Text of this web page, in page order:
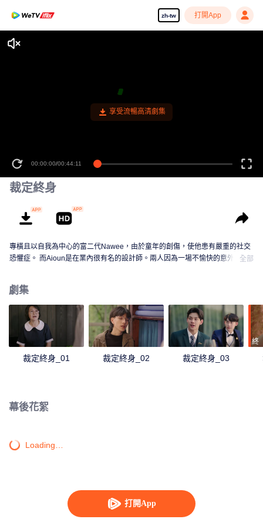
zh-tw 打開App
打開App
享受流暢高清劇集
00:00:00/00:44:11
裁定終身
專橫且以自我為中心的富二代Nawee，由於童年的創傷，使他患有嚴重的社交
恐懼症。 而Aioun是在業內很有名的設計師。兩人因為一場不愉快的意外相全部
劇集
裁定終身_01 裁定終身_02 裁定終身_03
終
幕後花絮
Loading…